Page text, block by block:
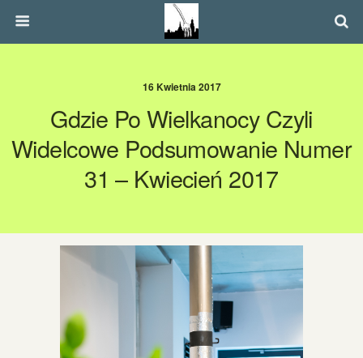
16 Kwietnia 2017
Gdzie Po Wielkanocy Czyli
Widelcowe Podsumowanie Numer
31 – Kwiecień 2017